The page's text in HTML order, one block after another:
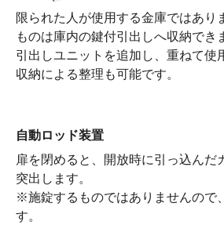
限られた人が使用する金庫ではあり
ものは庫内の鍵付引出しへ収納でき
引出しユニットを追加し、重ねて使
収納による整理も可能です。
自動ロッド装置
扉を閉めると、開放時に引っ込んだ
突出します。
※施錠するものではありませんので
す。